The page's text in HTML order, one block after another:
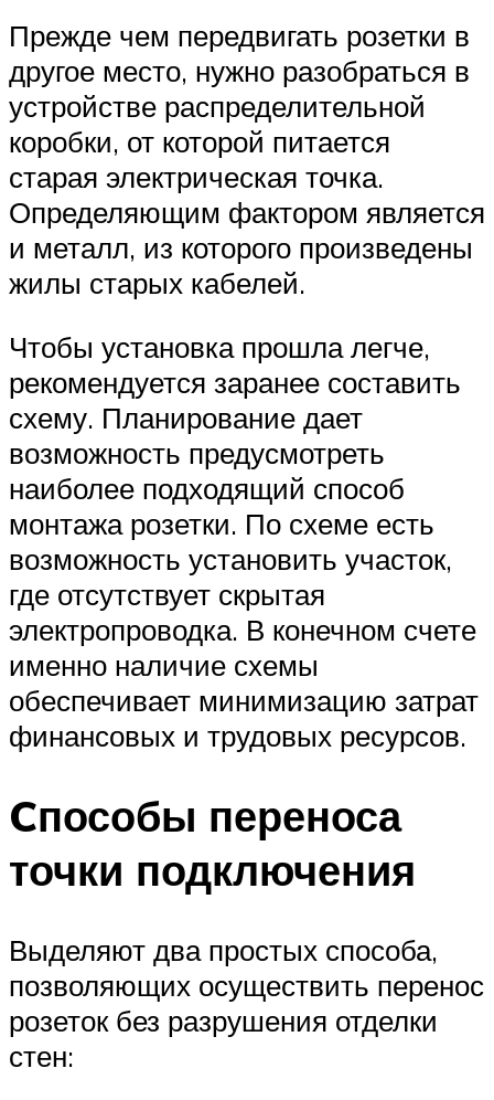
Прежде чем передвигать розетки в
другое место, нужно разобраться в
устройстве распределительной
коробки, от которой питается
старая электрическая точка.
Определяющим фактором является
и металл, из которого произведены
жилы старых кабелей.
Чтобы установка прошла легче,
рекомендуется заранее составить
схему. Планирование дает
возможность предусмотреть
наиболее подходящий способ
монтажа розетки. По схеме есть
возможность установить участок,
где отсутствует скрытая
электропроводка. В конечном счете
именно наличие схемы
обеспечивает минимизацию затрат
финансовых и трудовых ресурсов.
Cпособы переноса
точки подключения
Выделяют два простых способа,
позволяющих осуществить перенос
розеток без разрушения отделки
стен: